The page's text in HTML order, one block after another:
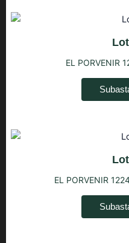
EL PORVENIR
EL PORVENIR